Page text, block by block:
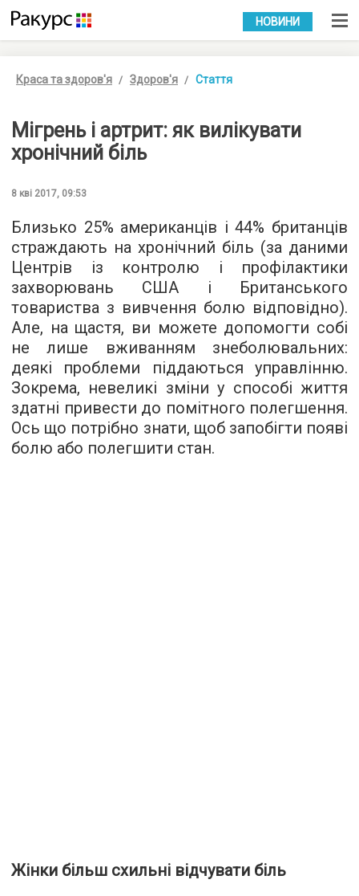
УКР РУС
НОВИНИ
Краса та здоров'я Здоров'я Стаття
Мігрень і артрит: як вилікувати
хронічний біль
8 кві 2017, 09:53
Близько 25% американців і 44% британців
страждають на хронічний біль (за даними
Центрів із контролю і профілактики
захворювань США і Британського
товариства з вивчення болю відповідно).
Але, на щастя, ви можете допомогти собі
не лише вживанням знеболювальних:
деякі проблеми піддаються управлінню.
Зокрема, невеликі зміни у способі життя
здатні привести до помітного полегшення.
Ось що потрібно знати, щоб запобігти появі
болю або полегшити стан.
Жінки більш схильні відчувати біль